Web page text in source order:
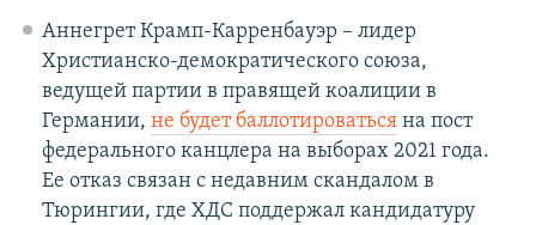
Аннегрет Крамп-Карренбауэр – лидер
Христианско-демократического союза,
ведущей партии в правящей коалиции в
Германии, не будет баллотироватьсяна пост
федерального канцлера на выборах 2021 года.
Ее отказ связан с недавним скандалом в
Тюрингии, где ХДС поддержал кандидатуру